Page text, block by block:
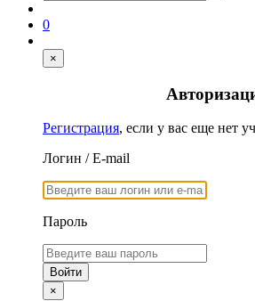
0
×
Регистрация, если у вас еще нет
Логин / E-mail
Пароль
×